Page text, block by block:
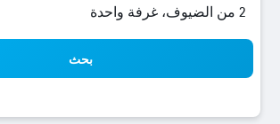
2 من الضيوف، غرفة واحدة
بحث